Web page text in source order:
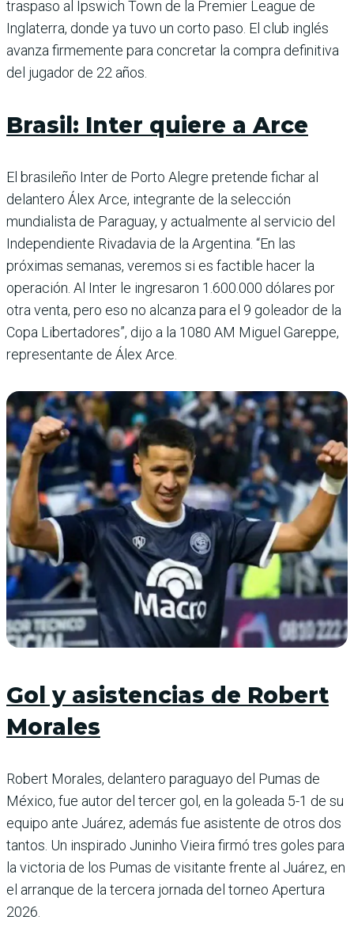
traspaso al Ipswich Town de la Premier League de
Inglaterra, donde ya tuvo un corto paso. El club inglés
avanza firmemente para concretar la compra definitiva
del jugador de 22 años.
Brasil: Inter quiere a Arce
El brasileño Inter de Porto Alegre pretende fichar al
delantero Álex Arce, integrante de la selección
mundialista de Paraguay, y actualmente al servicio del
Independiente Rivadavia de la Argentina. “En las
próximas semanas, veremos si es factible hacer la
operación. Al Inter le ingresaron 1.600.000 dólares por
otra venta, pero eso no alcanza para el 9 goleador de la
Copa Libertadores”, dijo a la 1080 AM Miguel Gareppe,
representante de Álex Arce.
Gol y asistencias de Robert
Morales
Robert Morales, delantero paraguayo del Pumas de
México, fue autor del tercer gol, en la goleada 5-1 de su
equipo ante Juárez, además fue asistente de otros dos
tantos. Un inspirado Juninho Vieira firmó tres goles para
la victoria de los Pumas de visitante frente al Juárez, en
el arranque de la tercera jornada del torneo Apertura
2026.